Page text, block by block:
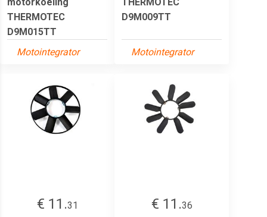
THERMOTEC
D9M015TT
Motointegrator
D9M009TT
Motointegrator
€ 11.31
€ 11.36